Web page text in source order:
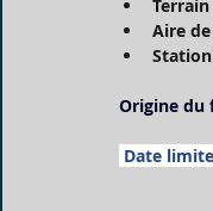
Aire
Origine du
Date